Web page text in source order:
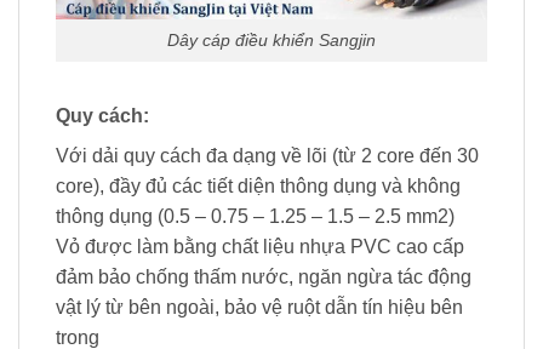
Dây cáp điều khiển Sangjin
Quy cách:
Với dải quy cách đa dạng về lõi (từ 2 core đến 30
core), đầy đủ các tiết diện thông dụng và không
thông dụng (0.5 – 0.75 – 1.25 – 1.5 – 2.5 mm2)
Vỏ được làm bằng chất liệu nhựa PVC cao cấp
đảm bảo chống thấm nước, ngăn ngừa tác động
vật lý từ bên ngoài, bảo vệ ruột dẫn tín hiệu bên
trong